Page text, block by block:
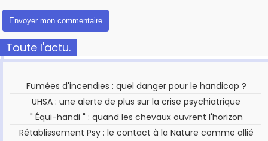
Toute l'actu.
Fumées d'incendies : quel danger pour le handicap ?
UHSA : une alerte de plus sur la crise psychiatrique
" Équi-handi " : quand les chevaux ouvrent l'horizon
Rétablissement Psy : le contact à la Nature comme allié